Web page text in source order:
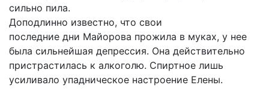
сильно пила.
Доподлинно известно, что свои
последние дни Майорова прожила в муках, у нее
была сильнейшая депрессия. Она действительно
пристрастилась к алкоголю. Спиртное лишь
усиливало упадническое настроение Елены.